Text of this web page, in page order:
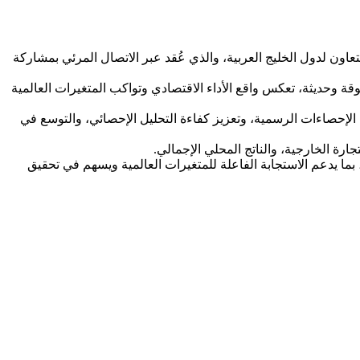
لدول الخليج العربية، والذي عُقد عبر الاتصال المرئي بمشاركة
تعكس واقع الأداء الاقتصادي وتواكب المتغيرات العالمية
الرسمية، وتعزيز كفاءة التحليل الإحصائي، والتوسع في
الخارجية، والناتج المحلي الإجمالي.
بما يدعم الاستجابة الفاعلة للمتغيرات العالمية ويسهم في تحقيق